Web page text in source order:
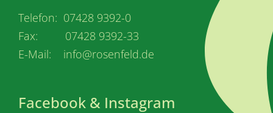
Telefon: 07428 9392-0
Fax: 07428 9392-33
E-Mail: info@rosenfeld.de
Facebook & Instagram